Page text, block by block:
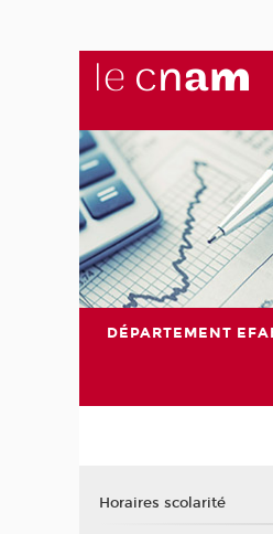
DÉPARTEMENT
Horaires scolarité